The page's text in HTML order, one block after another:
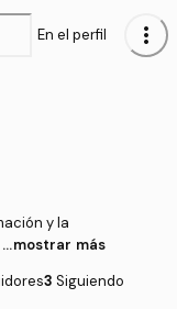
En el perfil more_vert
y la
...mostrar más
3 Siguiendo